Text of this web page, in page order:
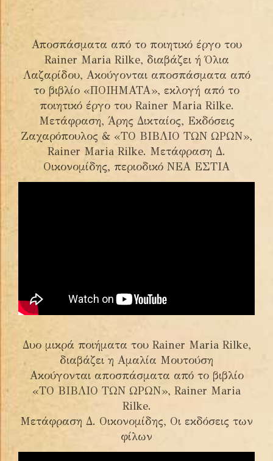
Αποσπάσματα από το ποιητικό έργο του
Rainer Maria Rilke, διαβάζει ή Όλια
Λαζαρίδου, Ακούγονται αποσπάσματα από
το βιβλίο «ΠΟΙΗΜΑΤΑ», εκλογή από το
ποιητικό έργο του Rainer Maria Rilke.
Μετάφραση, Άρης Δικταίος, Εκδόσεις
Ζαχαρόπουλος & «ΤΟ ΒΙΒΛΙΟ ΤΩΝ ΩΡΩΝ»,
Rainer Maria Rilke. Μετάφραση Δ.
Οικονομίδης, περιοδικό ΝΕΑ ΕΣΤΙΑ
Δυο μικρά ποιήματα του Rainer Maria Rilke,
διαβάζει η Αμαλία Μουτούση
Ακούγονται αποσπάσματα από το βιβλίο
«ΤΟ ΒΙΒΛΙΟ ΤΩΝ ΩΡΩΝ», Rainer Maria
Rilke.
Μετάφραση Δ. Οικονομίδης, Οι εκδόσεις των
φίλων